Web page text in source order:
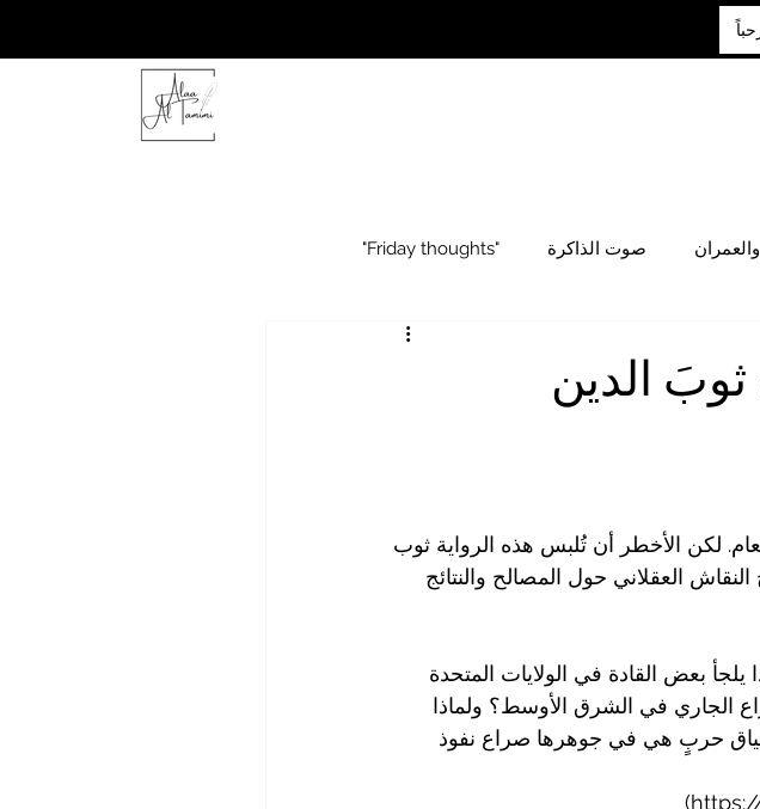
صوت الذاكرة "Friday thoughts"
الدين
لكن الأخطر أن تُلبس هذه الرواية ثوب
العقلاني حول المصالح والنتائج
بعض القادة في الولايات المتحدة
الجاري في الشرق الأوسط؟ ولماذا
حربٍ هي في جوهرها صراع نفوذ